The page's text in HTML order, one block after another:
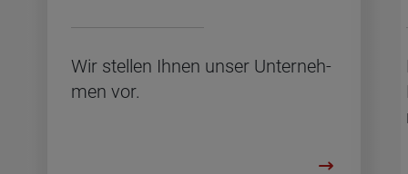
Wir stel­len Ihnen unser Un­ter­neh­
men vor.